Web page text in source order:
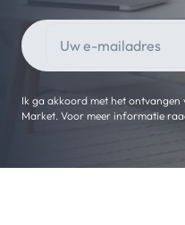
Ik ga akkoord met het
Market. Voor meer informatie